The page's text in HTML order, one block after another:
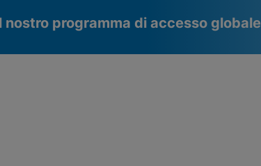
programma di accesso globale